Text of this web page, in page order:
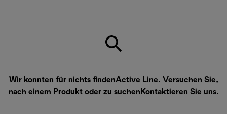
Wir konnten für nichts findenActive Line. Versuchen Sie,
nach einem Produkt oder zu suchen Kontaktieren Sie uns.